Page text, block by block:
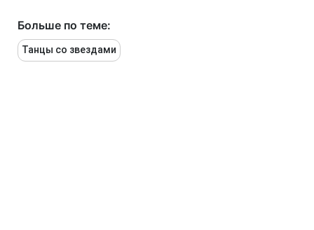
Больше по теме:
Танцы со звездами